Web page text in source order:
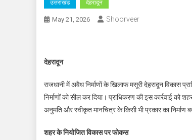
उत्तराखंड देहरादून
May 21, 2026 Shoorveer
देहरादून
राजधानी में अवैध निर्माणों के खिलाफ मसूरी देहरादून विकास
निर्माणों को सील कर दिया। प्राधिकरण की इस कार्रवाई को
अनुमति और स्वीकृत मानचित्र के किसी भी प्रकार का निर्माण
शहर के नियोजित विकास पर फोकस